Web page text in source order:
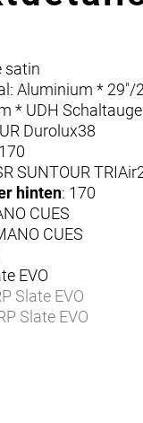
satin
Aluminium * 29"/
* UDH
Durolux38
SUNTOUR
hinten: 170
CUES
CUES
EVO
Slate EVO
Slate EVO